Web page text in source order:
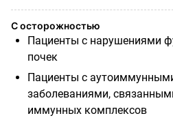
С осторожностью
Пациенты с нарушениями
почек
Пациенты с
заболеваниями,
иммунных комплексов